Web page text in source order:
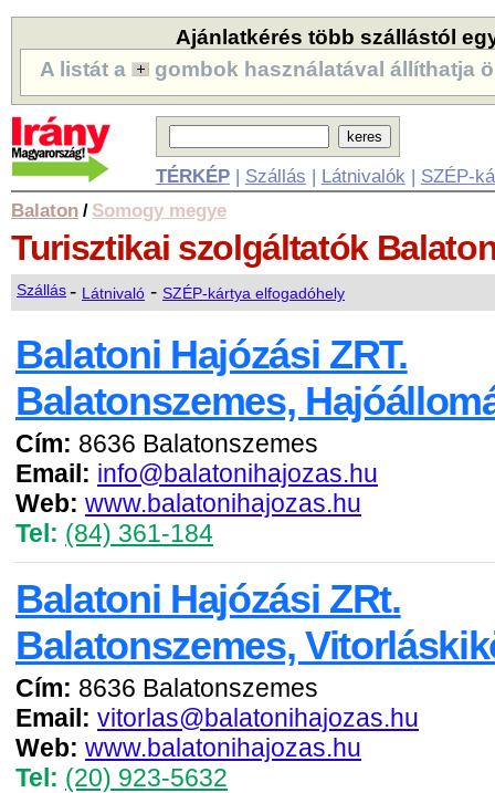
Ajánlatkérés több szállástól
A listát a
gombok használatával állíthatja
TÉRKÉP| Szállás | Látnivalók | SZÉP-
Balaton / Somogy megye
Turisztikai szolgáltatók
Szállás- Látnivaló - SZÉP-kártya elfogadóhely
Balatoni Hajózási ZRT.
Balatonszemes,
Cím: 8636 Balatonszemes
Email: info@balatonihajozas.hu
Web: www.balatonihajozas.hu
Tel: (84) 361-184
Balatoni Hajózási ZRt.
Balatonszemes,
Cím: 8636 Balatonszemes
Email: vitorlas@balatonihajozas.hu
Web: www.balatonihajozas.hu
Tel: (20) 923-5632